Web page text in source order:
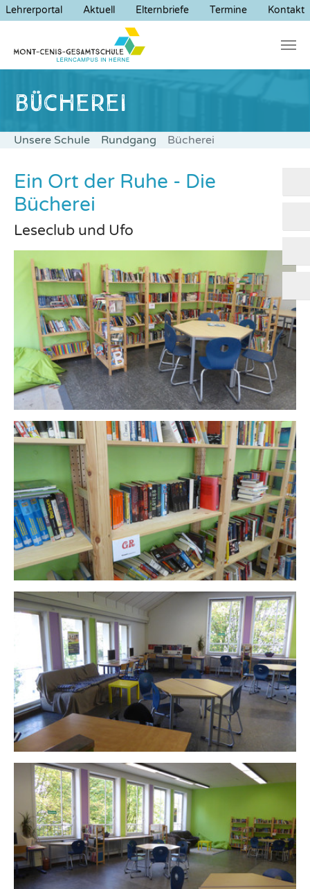
Lehrerportal Aktuell Elternbriefe Termine Kontakt
Sie sind hier:
Unsere Schule Rundgang Bücherei
Ein Ort der Ruhe - Die
Bücherei
Leseclub und Ufo